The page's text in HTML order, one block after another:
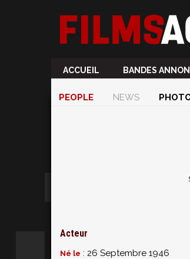
ACCUEIL BANDES
PEOPLE NEWS
Acteur
Né le : 26 Septembre 1946